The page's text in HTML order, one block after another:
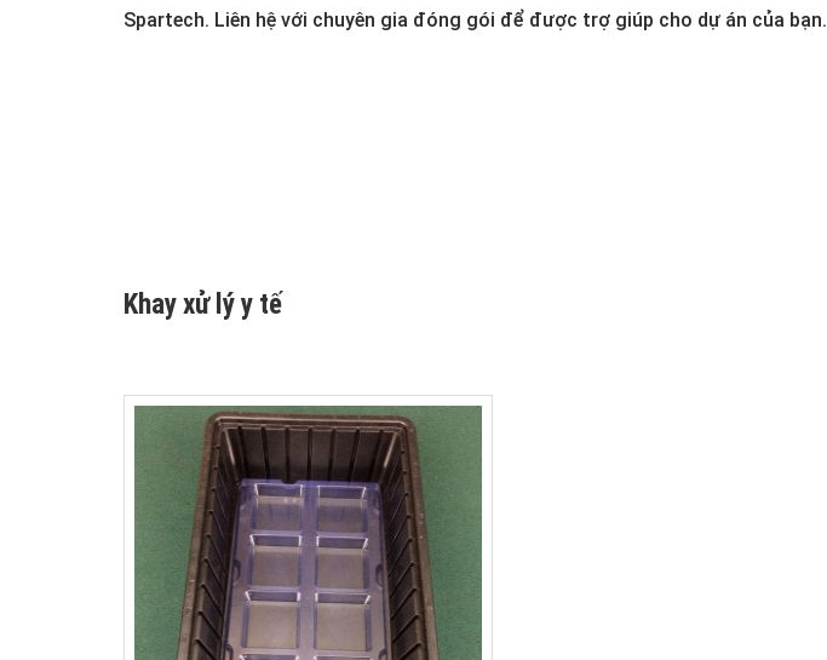
Spartech. Liên hệ với chuyên gia đóng gói để được trợ giúp cho dự án của bạn.
Khay xử lý y tế